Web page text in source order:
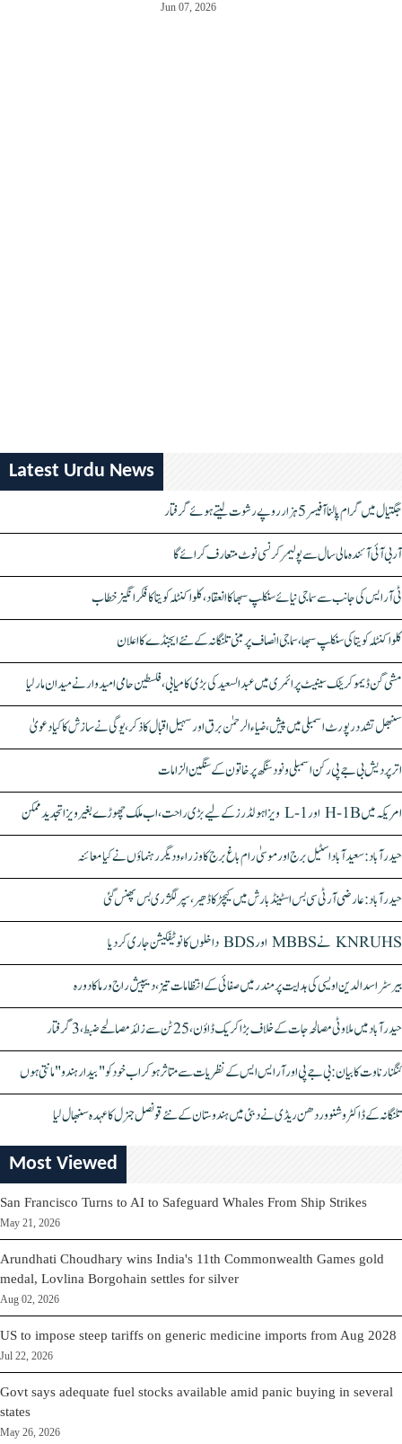
Jun 07, 2026
Latest Urdu News
جگتیال میں گرام پالنا آفیسر 5 ہزار روپے رشوت لیتے ہوئے گرفتار
آر بی آئی آئندہ مالی سال سے پولیمر کرنسی نوٹ متعارف کرائے گا
ٹی آر ایس کی جانب سے سماجی نیائے سنکلپ سبھا کا انعقاد، کلواکنٹلہ کویتا کا فکر انگیز خطاب
کلواکنٹلہ کویتا کی سنکلپ سبھا، سماجی انصاف پر مبنی تلنگانہ کے نئے ایجنڈے کا اعلان
مشی گن ڈیموکریٹک سینیٹ پرائمری میں عبدالسعید کی بڑی کامیابی، فلسطین حامی امیدوار نے میدان مار لیا
سنبھل تشدد رپورٹ اسمبلی میں پیش، ضیاء الرحمٰن برق اور سہیل اقبال کا ذکر، یوگی نے سازش کا کیا دعویٰ
اتر پردیش بی جے پی رکن اسمبلی ونود سنگھ پر خاتون کے سنگین الزامات
امریکہ میں H-1B اور L-1 ویزا ہولڈرز کے لیے بڑی راحت، اب ملک چھوڑے بغیر ویزا تجدید ممکن
حیدرآباد: سعیدآباد اسٹیل برج اور موسیٰ رام باغ برج کا وزراء و دیگر رہنماؤں نے کیا معائنہ
حیدرآباد: عارضی آر ٹی سی بس اسٹینڈ بارش میں کیچڑ کا ڈھیر، سپر لگژری بس پھنس گئی
KNRUHS نے MBBS اور BDS داخلوں کا نوٹیفکیشن جاری کر دیا
بیرسٹر اسدالدین اویسی کی ہدایت پر مندر میں صفائی کے انتظامات تیز، دیپیش راج ورما کا دورہ
حیدرآباد میں ملاوٹی مصالحہ جات کے خلاف بڑا کریک ڈاؤن، 25 ٹن سے زائد مصالحے ضبط، 3 گرفتار
کنگنا رناوت کا بیان: بی جے پی اور آر ایس ایس کے نظریات سے متاثر ہو کر اب خود کو "بیدار ہندو" مانتی ہوں
تلنگانہ کے ڈاکٹر وشنو وردھن ریڈی نے دبئی میں ہندوستان کے نئے قونصل جنرل کا عہدہ سنبھال لیا
Most Viewed
San Francisco Turns to AI to Safeguard Whales From Ship Strikes
May 21, 2026
Arundhati Choudhary wins India's 11th Commonwealth Games gold
medal, Lovlina Borgohain settles for silver
Aug 02, 2026
US to impose steep tariffs on generic medicine imports from Aug 2028
Jul 22, 2026
Govt says adequate fuel stocks available amid panic buying in several
states
May 26, 2026